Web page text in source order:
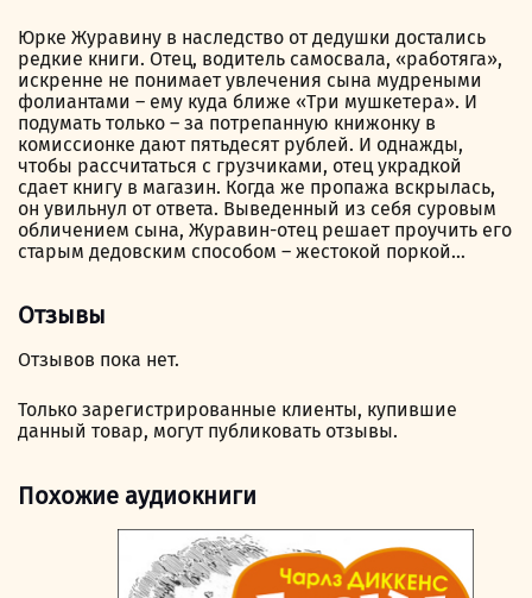
Юрке Журавину в наследство от дедушки достались
редкие книги. Отец, водитель самосвала, «работяга»,
искренне не понимает увлечения сына мудреными
фолиантами – ему куда ближе «Три мушкетера». И
подумать только – за потрепанную книжонку в
комиссионке дают пятьдесят рублей. И однажды,
чтобы рассчитаться с грузчиками, отец украдкой
сдает книгу в магазин. Когда же пропажа вскрылась,
он увильнул от ответа. Выведенный из себя суровым
обличением сына, Журавин-отец решает проучить его
старым дедовским способом – жестокой поркой…
Отзывы
Отзывов пока нет.
Только зарегистрированные клиенты, купившие
данный товар, могут публиковать отзывы.
Похожие аудиокниги